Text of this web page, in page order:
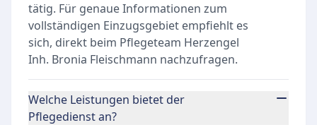
tätig. Für genaue Informationen zum
vollständigen Einzugsgebiet empfiehlt es
sich, direkt beim Pflegeteam Herzengel
Inh. Bronia Fleischmann nachzufragen.
Welche Leistungen bietet der
Pflegedienst an?